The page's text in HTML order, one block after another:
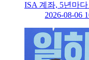
ISA 계좌, 5년마
2026-08-06